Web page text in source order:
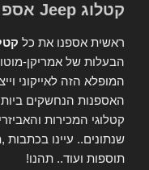
קטלוג Jeep אספנות
ראשית אספנו את כל
הבעלות של אמריקן-
המופלא הזה לאייקוני
האספנות הנחשקים
קטלוגי המכירות
שנתונים.. עיינו
תוספות ועוד.. תהנו!